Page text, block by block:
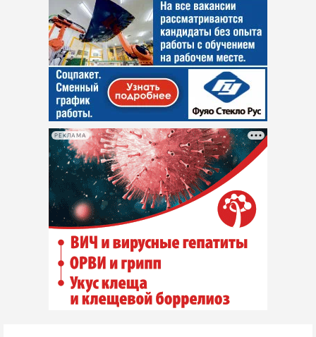
РЕКЛАМА